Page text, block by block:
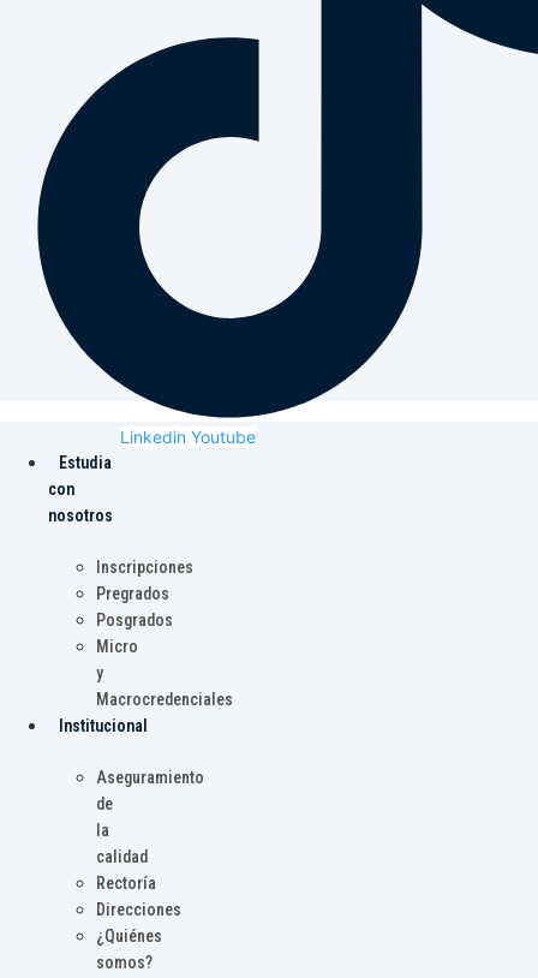
Linkedin Youtube
Estudia
con
nosotros
Inscripciones
Pregrados
Posgrados
Micro
y
Macrocredenciales
Institucional
Aseguramiento
de
la
calidad
Rectoría
Direcciones
¿Quiénes
somos?